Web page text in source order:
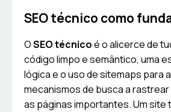
SEO técnico como
OSEO técnicoé o alicerce de
código limpo e semântico, uma
lógica e o uso de sitemaps para
mecanismos de busca a
as páginas importantes. Um site